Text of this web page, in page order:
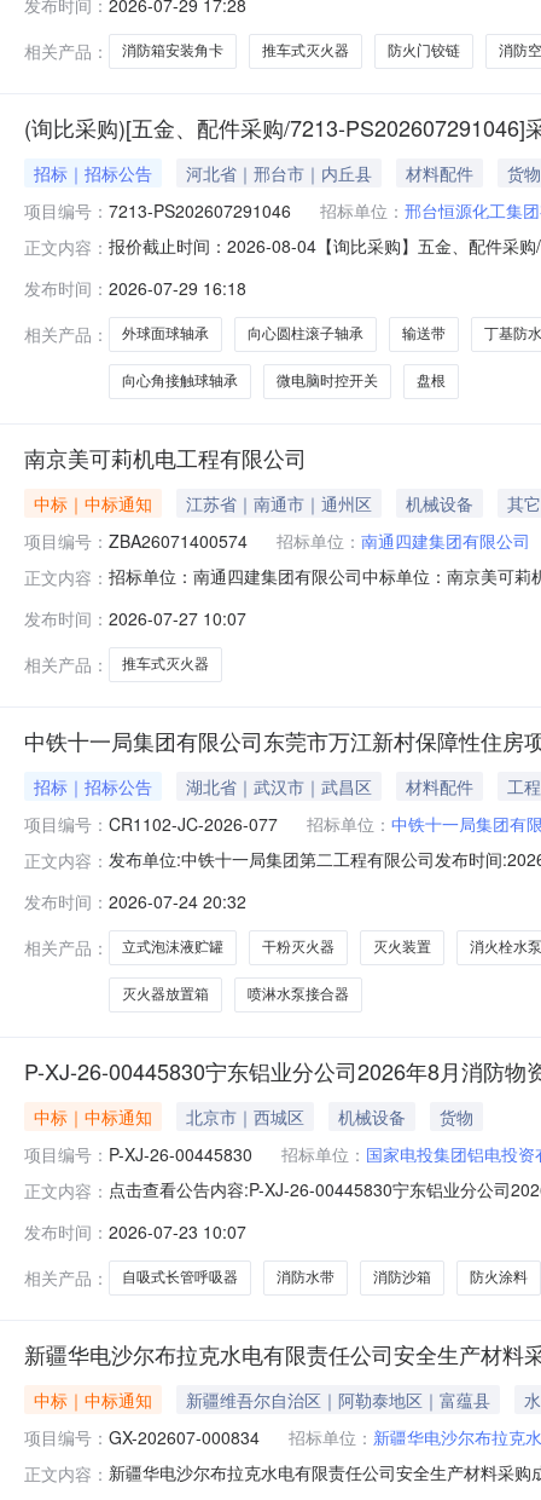
合肥市中房物业管理有限公司采购单位地址:/三、成交信
2026-07-29 17:28
相关产品：
消防箱安装角卡 推车式灭火器 防火门铰链 消防
(询比采购)[五金、配件采购/7213-PS202607291046]
招标｜招标公告 河北省｜邢台市｜内丘县 材料配件
货物
项目编号： 7213-PS202607291046 招标单位： 邢台恒源化工集
正文内容： 报价截止时间：2026-08-04【询比采购】五金、配件采
10.000EA物料盘根\10×10石墨，数量10.000千克物料微
发布时间： 2026-07-29 16:18
相关产品：
外球面球轴承 向心圆柱滚子轴承 输送带 丁基防
向心角接触球轴承 微电脑时控开关 盘根
南京美可莉机电工程有限公司
中标｜中标通知 江苏省｜南通市｜通州区 机械设备
其它
项目编号： ZBA26071400574 招标单位： 南通四建集团有限公司
正文内容： 招标单位：南通四建集团有限公司中标单位：南京美可
发布时间： 2026-07-27 10:07
相关产品：
推车式灭火器
中铁十一局集团有限公司东莞市万江新村保障性住房
招标｜招标公告 湖北省｜武汉市｜武昌区 材料配件
工程
项目编号： CR1102-JC-2026-077 招标单位： 中铁十一局集团有
正文内容： 发布单位:中铁十一局集团第二工程有限公司发布时间
自企业自有资金。招标人为莞市旗万安居建设有限公司
发布时间： 2026-07-24 20:32
相关产品：
立式泡沫液贮罐 干粉灭火器 灭火装置 消火栓水
灭火器放置箱 喷淋水泵接合器
P-XJ-26-00445830宁东铝业分公司2026年8月消防物
中标｜中标通知 北京市｜西城区 机械设备
货物
项目编号： P-XJ-26-00445830 招标单位： 国家电投集团铝电投资
正文内容： 点击查看公告内容:P-XJ-26-00445830宁东铝业分公司
发布时间： 2026-07-23 10:07
相关产品：
自吸式长管呼吸器 消防水带 消防沙箱 防火涂料
新疆华电沙尔布拉克水电有限责任公司安全生产材料
中标｜中标通知 新疆维吾尔自治区｜阿勒泰地区｜富蕴县
项目编号： GX-202607-000834 招标单位： 新疆华电沙尔布拉克
正文内容： 新疆华电沙尔布拉克水电有限责任公司安全生产材料采